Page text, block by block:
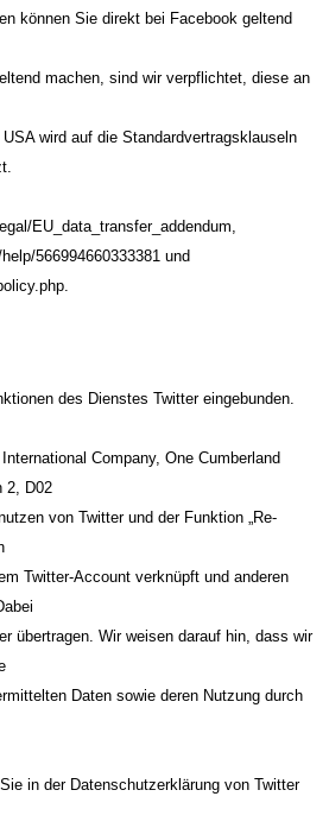
können Sie direkt bei Facebook geltend
machen, sind wir verpflichtet, diese an
wird auf die Standardvertragsklauseln
EU_data_transfer_addendum,
566994660333381 und
des Dienstes Twitter eingebunden.
Company, One Cumberland
2, D02
von Twitter und der Funktion „Re-
Twitter-Account verknüpft und anderen
übertragen. Wir weisen darauf hin, dass wir
Daten sowie deren Nutzung durch
in der Datenschutzerklärung von Twitter